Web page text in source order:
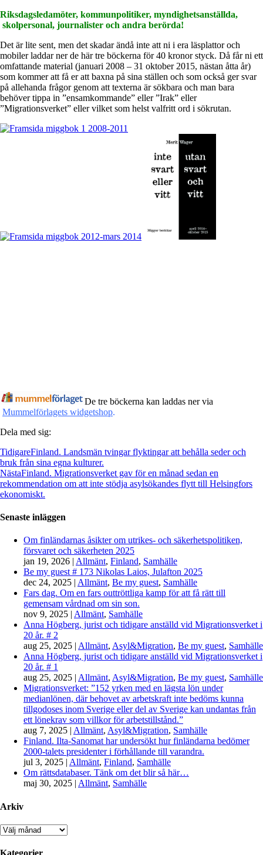
Riksdagsledamöter, kommunpolitiker, myndighetsanställda,
skolpersonal, journalister och andra berörda!
Det är lite sent, men det skadar ändå inte att ni i era läsplattor och
mobiler laddar ner de här tre böckerna för 40 kronor styck. Då får ni ett
omfattande material (januari 2008 – 31 oktober 2015, nästan åtta år)
som kommer att få er att baxna på sina ställen och som också ger svar
på allehanda frågor genom att texterna är sökbara och man bara
behöver tippa in ”ensamkommande” eller ”Irak” eller
”Migrationsverket” eller vilket som helst valfritt ord i sökrutan.
De tre böckerna kan laddas ner via
Mummelförlagets widgetshop.
Dela med sig:
TidigareFinland. Landsmän tvingar flyktingar att behålla seder och
bruk från sina egna kulturer.
NästaFinland. Migrationsverket gav för en månad sedan en
rekommendation om att inte stödja asylsökandes flytt till Helsingfors
ekonomiskt.
Senaste inläggen
Om finländarnas åsikter om utrikes- och säkerhetspolitiken,
försvaret och säkerheten 2025
jan 19, 2026 | Allmänt, Finland, Samhälle
Be my guest # 173 Nikolas Laios, Julafton 2025
dec 24, 2025 | Allmänt, Be my guest, Samhälle
Fars dag. Om en fars outtröttliga kamp för att få rätt till
gemensam vårdnad om sin son.
nov 9, 2025 | Allmänt, Samhälle
Anna Högberg, jurist och tidigare anställd vid Migrationsverket i
20 år. # 2
aug 25, 2025 | Allmänt, Asyl&Migration, Be my guest, Samhälle
Anna Högberg, jurist och tidigare anställd vid Migrationsverket i
20 år. # 1
aug 25, 2025 | Allmänt, Asyl&Migration, Be my guest, Samhälle
Migrationsverket: ”152 yrken med en lägsta lön under
medianlönen, där behovet av arbetskraft inte bedöms kunna
tillgodoses inom Sverige eller del av Sverige kan undantas från
ett lönekrav som villkor för arbetstillstånd.”
aug 7, 2025 | Allmänt, Asyl&Migration, Samhälle
Finland. Ilta-Sanomat har undersökt hur finländarna bedömer
2000-talets presidenter i förhållande till varandra.
jul 3, 2025 | Allmänt, Finland, Samhälle
Om rättsdatabaser. Tänk om det blir så här…
maj 30, 2025 | Allmänt, Samhälle
Arkiv
Arkiv
Kategorier